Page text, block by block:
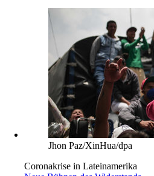
Jhon Paz/XinHua/dpa
Coronakrise in Lateinamerika